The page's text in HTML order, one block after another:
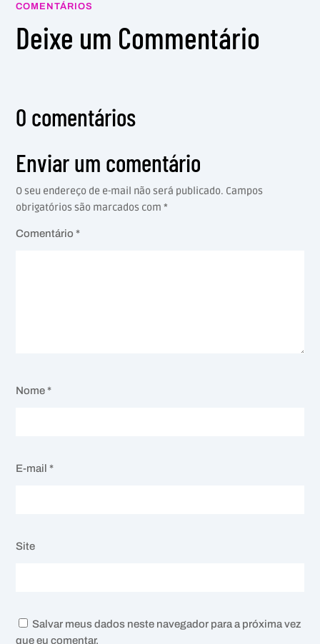
COMENTÁRIOS
Deixe um Commentário
0 comentários
Enviar um comentário
O seu endereço de e-mail não será publicado. Campos
obrigatórios são marcados com*
Comentário*
Nome*
E-mail*
Site
Salvar meus dados neste navegador para a próxima vez
que eu comentar.